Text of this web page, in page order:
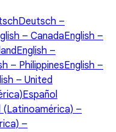
Deutsch –
– CanadaEnglish –
English –
– PhilippinesEnglish –
– United
Español
(Latinoamérica) –
–